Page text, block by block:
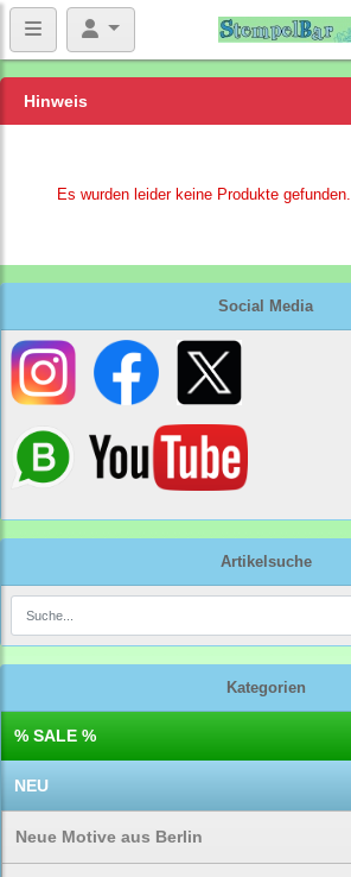
Social Media
Artikelsuche
Kategorien
% SALE %
NEU
Neue Motive aus Berlin
Hinweis
Es wurden leider keine Produkte gefunden.